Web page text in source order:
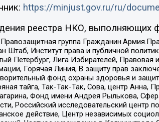
https://minjust.gov.ru/ru/
реестра НКО, выполняющих
группа
Штаб, Институт права и публичной
Петербург, Лига Избирателей,
Горячая Линия, В защиту прав
фонд охраны здоровья и
тайга, Так-Так-Так, Сова, центр Анна,
Фонд имени Андрея Рылькова,
Российский исследовательский центр
действие, Центр независимых